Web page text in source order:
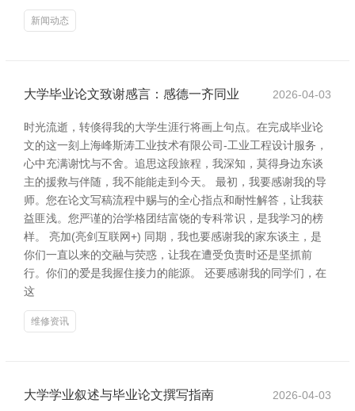
新闻动态
大学毕业论文致谢感言：感德一齐同业 2026-04-03
时光流逝，转倏得我的大学生涯行将画上句点。在完成毕业论
文的这一刻上海峰斯涛工业技术有限公司-工业工程设计服务，
心中充满谢忱与不舍。追思这段旅程，我深知，莫得身边东谈
主的援救与伴随，我不能能走到今天。 最初，我要感谢我的导
师。您在论文写稿流程中赐与的全心指点和耐性解答，让我获
益匪浅。您严谨的治学格团结富饶的专科常识，是我学习的榜
样。 亮加(亮剑互联网+) 同期，我也要感谢我的家东谈主，是
你们一直以来的交融与荧惑，让我在遭受负责时还是坚抓前
行。你们的爱是我握住接力的能源。 还要感谢我的同学们，在
这
维修资讯
大学学业叙述与毕业论文撰写指南 2026-04-03